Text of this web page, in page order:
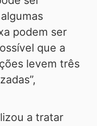
podem ser
que a
levem três
a tratar